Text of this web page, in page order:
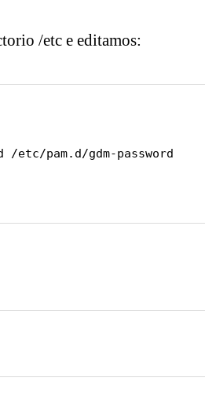
/etc e editamos:
etc/pam.d/gdm-password